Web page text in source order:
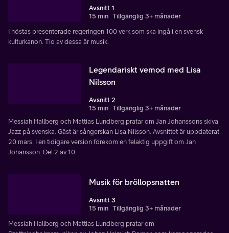
Avsnitt 1
15 min Tillgänglig 3+ månader
I höstas presenterade regeringen 100 verk som ska ingå i en svensk
kulturkanon. Tio av dessa är musik.
Legendariskt vemod med Lisa
Nilsson
Avsnitt 2
15 min Tillgänglig 3+ månader
Messiah Hallberg och Mattias Lundberg pratar om Jan Johanssons skiva
Jazz på svenska. Gäst är sångerskan Lisa Nilsson. Avsnittet är uppdaterat
20 mars. I en tidigare version förekom en felaktig uppgift om Jan
Johansson. Del 2 av 10.
Musik för bröllopsnatten
Avsnitt 3
15 min Tillgänglig 3+ månader
Messiah Hallberg och Mattias Lundberg pratar om